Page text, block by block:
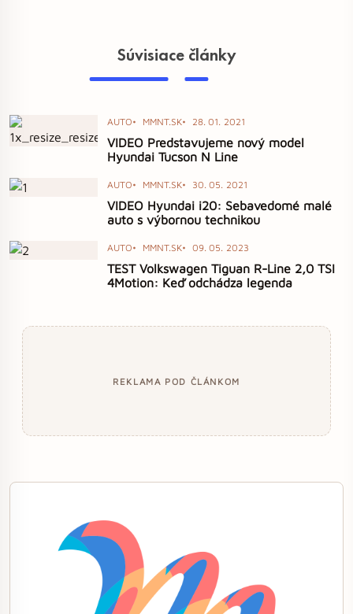
Súvisiace články
AUTO MMNT.SK 28. 01. 2021
VIDEO Predstavujeme nový model
Hyundai Tucson N Line
AUTO MMNT.SK 30. 05. 2021
VIDEO Hyundai i20: Sebavedomé malé
auto s výbornou technikou
AUTO MMNT.SK 09. 05. 2023
TEST Volkswagen Tiguan R-Line 2,0 TSI
4Motion: Keď odchádza legenda
REKLAMA POD ČLÁNKOM